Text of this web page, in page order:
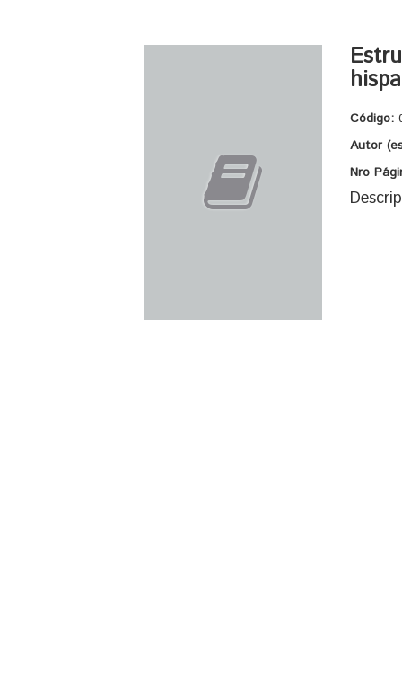
Código:
Autor
Nro